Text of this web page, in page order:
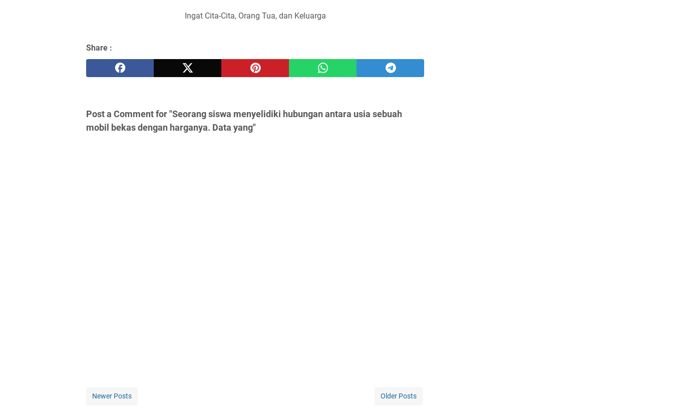
Ingat Cita-Cita, Orang Tua, dan Keluarga
Share :
Post a Comment for "Seorang siswa menyelidiki hubungan antara usia sebuah
mobil bekas dengan harganya. Data yang"
Newer Posts Older Posts